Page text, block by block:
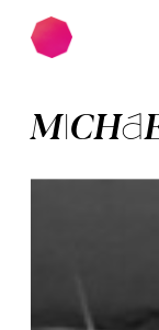
Zum Hauptinhalt